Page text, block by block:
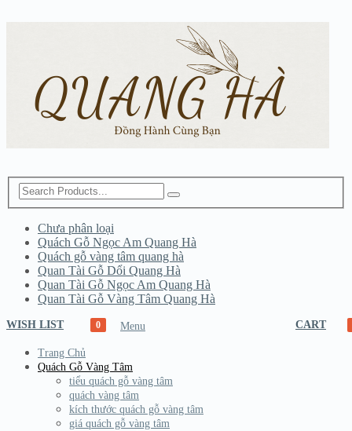
Chưa phân loại
Quách Gỗ Ngọc Am Quang Hà
Quách gỗ vàng tâm quang hà
Quan Tài Gỗ Dổi Quang Hà
Quan Tài Gỗ Ngọc Am Quang Hà
Quan Tài Gỗ Vàng Tâm Quang Hà
WISH LIST 0 CART
Menu
Trang Chủ
Quách Gỗ Vàng Tâm
tiểu quách gỗ vàng tâm
quách vàng tâm
kích thước quách gỗ vàng tâm
giá quách gỗ vàng tâm